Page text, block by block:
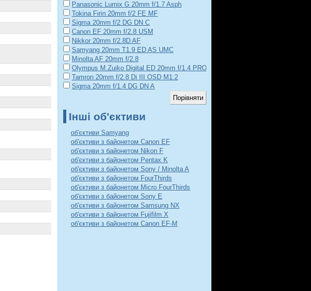
Panasonic Lumix G 20mm f/1.7 Asph
Tokina Firin 20mm f/2 FE MF
Sigma 20mm f/2 DG DN C
Canon EF 20mm f/2.8 USM
Nikkor 20mm f/2.8D AF
Samyang 20mm T1.9 ED AS UMC
Minolta AF 20mm f/2.8
Olympus M.Zuiko Digital ED 20mm f/1.4 PRO
Tamron 20mm f/2.8 Di III OSD M1:2
Sigma 20mm f/1.4 DG DN A
Інші об'єктиви
об'єктиви Samyang
об'єктиви з байонетом Canon EF
об'єктиви з байонетом Nikon F
об'єктиви з байонетом Pentax K
об'єктиви з байонетом Sony / Minolta A
об'єктиви з байонетом FourThirds
об'єктиви з байонетом Micro FourThirds
об'єктиви з байонетом Sony E
об'єктиви з байонетом Samsung NX
об'єктиви з байонетом Fujifilm X
об'єктиви з байонетом Canon EF-M